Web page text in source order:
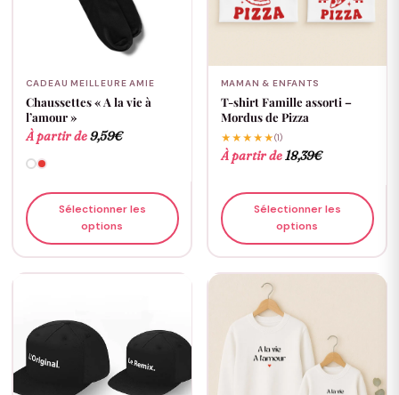
CADEAU MEILLEURE AMIE
Chaussettes « A la vie à
l’amour »
À partir de9,59€
Sélectionner les
options
MAMAN & ENFANTS
T-shirt Famille assorti –
Mordus de Pizza
★★★★★(1)
À partir de 18,39€
Sélectionner les
options